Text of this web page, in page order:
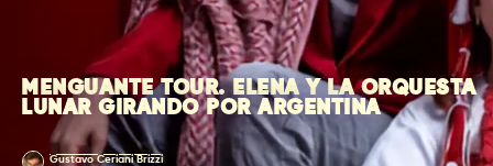
MENGUANTE TOUR. ELENA Y LA ORQUESTA
LUNAR GIRANDO POR ARGENTINA
Gustavo Ceriani Brizzi